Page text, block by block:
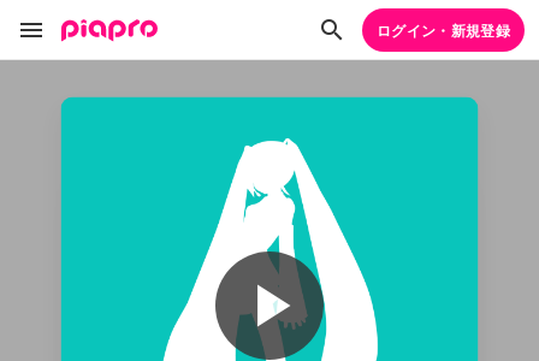
ログイン・新規登録